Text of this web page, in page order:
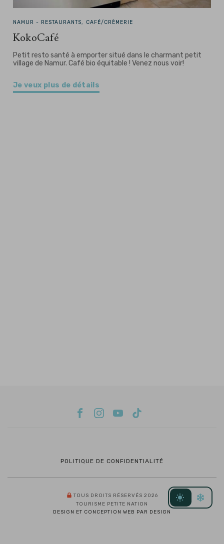
NAMUR - RESTAURANTS, CAFÉ/CRÈMERIE
KokoCafé
Petit resto santé à emporter situé dans le charmant petit
village de Namur. Café bio équitable ! Venez nous voir!
Je veux plus de détails
TOUS DROITS RÉSERVÉS 2026
TOURISME PETITE NATION
DESIGN ET CONCEPTION WEB PAR DESIGN
POLITIQUE DE CONFIDENTIALITÉ